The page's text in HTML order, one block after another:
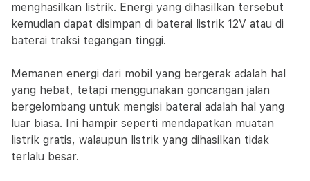
menghasilkan listrik. Energi yang dihasilkan tersebut
kemudian dapat disimpan di baterai listrik 12V atau di
baterai traksi tegangan tinggi.
Memanen energi dari mobil yang bergerak adalah hal
yang hebat, tetapi menggunakan goncangan jalan
bergelombang untuk mengisi baterai adalah hal yang
luar biasa. Ini hampir seperti mendapatkan muatan
listrik gratis, walaupun listrik yang dihasilkan tidak
terlalu besar.